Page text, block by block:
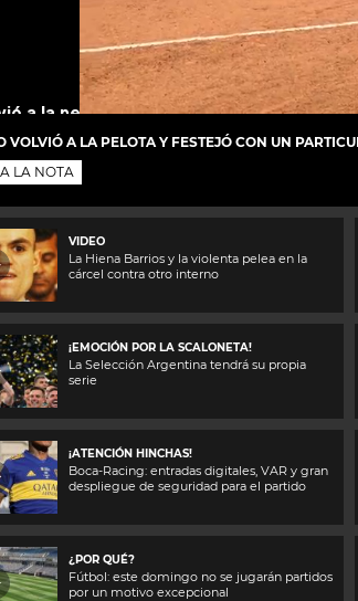
VOLVIÓ A LA PELOTA Y FESTEJÓ CON UN
LA NOTA
VIDEO
La Hiena Barrios y la violenta pelea en la
cárcel contra otro interno
¡EMOCIÓN POR LA SCALONETA!
La Selección Argentina tendrá su propia
serie
¡ATENCIÓN HINCHAS!
Boca-Racing: entradas digitales, VAR y gran
despliegue de seguridad para el partido
¿POR QUÉ?
Fútbol: este domingo no se jugarán partidos
por un motivo excepcional